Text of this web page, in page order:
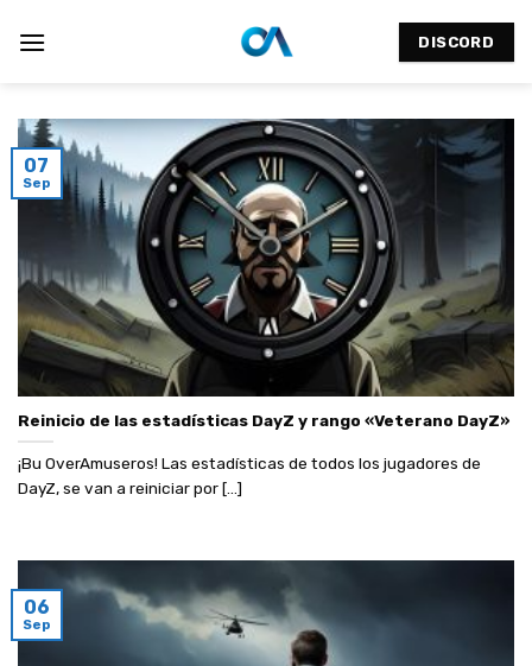
DISCORD
Reinicio de las estadísticas DayZ y rango «Veterano DayZ»
¡Bu OverAmuseros! Las estadísticas de todos los jugadores de
DayZ, se van a reiniciar por [...]
07
Sep
06
Sep